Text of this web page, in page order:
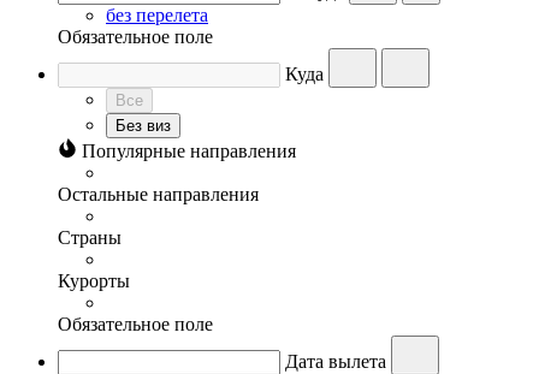
без перелета
Обязательное поле
Куда
Все
Без виз
Популярные направления
Остальные направления
Страны
Курорты
Обязательное поле
Дата вылета